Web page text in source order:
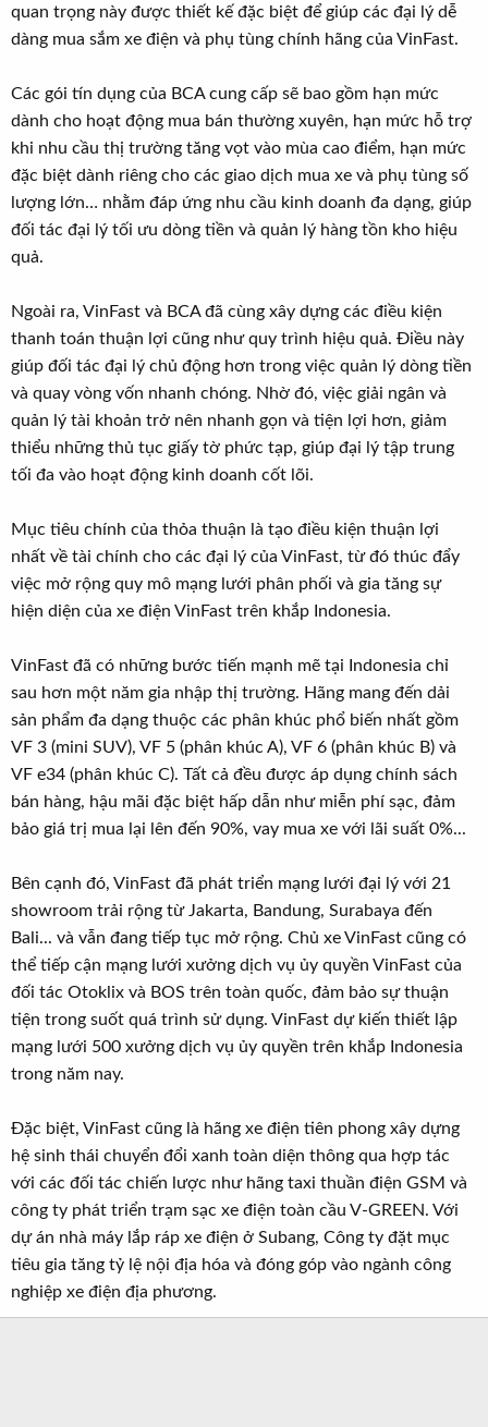
quan trọng này được thiết kế đặc biệt để giúp các đại lý dễ
dàng mua sắm xe điện và phụ tùng chính hãng của VinFast.
Các gói tín dụng của BCA cung cấp sẽ bao gồm hạn mức
dành cho hoạt động mua bán thường xuyên, hạn mức hỗ trợ
khi nhu cầu thị trường tăng vọt vào mùa cao điểm, hạn mức
đặc biệt dành riêng cho các giao dịch mua xe và phụ tùng số
lượng lớn… nhằm đáp ứng nhu cầu kinh doanh đa dạng, giúp
đối tác đại lý tối ưu dòng tiền và quản lý hàng tồn kho hiệu
quả.
Ngoài ra, VinFast và BCA đã cùng xây dựng các điều kiện
thanh toán thuận lợi cũng như quy trình hiệu quả. Điều này
giúp đối tác đại lý chủ động hơn trong việc quản lý dòng tiền
và quay vòng vốn nhanh chóng. Nhờ đó, việc giải ngân và
quản lý tài khoản trở nên nhanh gọn và tiện lợi hơn, giảm
thiểu những thủ tục giấy tờ phức tạp, giúp đại lý tập trung
tối đa vào hoạt động kinh doanh cốt lõi.
Mục tiêu chính của thỏa thuận là tạo điều kiện thuận lợi
nhất về tài chính cho các đại lý của VinFast, từ đó thúc đẩy
việc mở rộng quy mô mạng lưới phân phối và gia tăng sự
hiện diện của xe điện VinFast trên khắp Indonesia.
VinFast đã có những bước tiến mạnh mẽ tại Indonesia chỉ
sau hơn một năm gia nhập thị trường. Hãng mang đến dải
sản phẩm đa dạng thuộc các phân khúc phổ biến nhất gồm
VF 3 (mini SUV), VF 5 (phân khúc A), VF 6 (phân khúc B) và
VF e34 (phân khúc C). Tất cả đều được áp dụng chính sách
bán hàng, hậu mãi đặc biệt hấp dẫn như miễn phí sạc, đảm
bảo giá trị mua lại lên đến 90%, vay mua xe với lãi suất 0%...
Bên cạnh đó, VinFast đã phát triển mạng lưới đại lý với 21
showroom trải rộng từ Jakarta, Bandung, Surabaya đến
Bali... và vẫn đang tiếp tục mở rộng. Chủ xe VinFast cũng có
thể tiếp cận mạng lưới xưởng dịch vụ ủy quyền VinFast của
đối tác Otoklix và BOS trên toàn quốc, đảm bảo sự thuận
tiện trong suốt quá trình sử dụng. VinFast dự kiến thiết lập
mạng lưới 500 xưởng dịch vụ ủy quyền trên khắp Indonesia
trong năm nay.
Đặc biệt, VinFast cũng là hãng xe điện tiên phong xây dựng
hệ sinh thái chuyển đổi xanh toàn diện thông qua hợp tác
với các đối tác chiến lược như hãng taxi thuần điện GSM và
công ty phát triển trạm sạc xe điện toàn cầu V-GREEN. Với
dự án nhà máy lắp ráp xe điện ở Subang, Công ty đặt mục
tiêu gia tăng tỷ lệ nội địa hóa và đóng góp vào ngành công
nghiệp xe điện địa phương.